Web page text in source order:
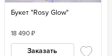
Букет "Rosy Glow"
18 490₽
Заказать